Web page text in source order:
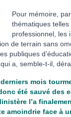
Pour mémoire,
thématiques telles
professionnel, les
de terrain sans
publiques
a, semble-t-il,
mois
été sauvé des
l’a
amoindrie face à